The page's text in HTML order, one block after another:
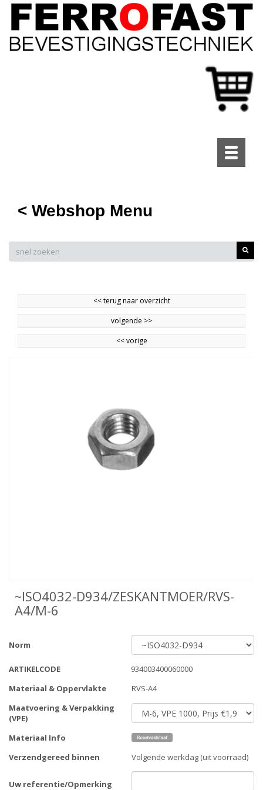
Toggle
< Webshop Menu
<<terug naar overzicht
volgende >>
<<vorige
~ISO4032-D934/ZESKANTMOER/RVS-
A4/M-6
Norm
ARTIKELCODE
934003400060000
Materiaal & Oppervlakte
RVS-A4
Maatvoering & Verpakking
(VPE)
Materiaal Info
Verzendgereed binnen
Volgende werkdag (uit voorraad)
Uw referentie/Opmerking